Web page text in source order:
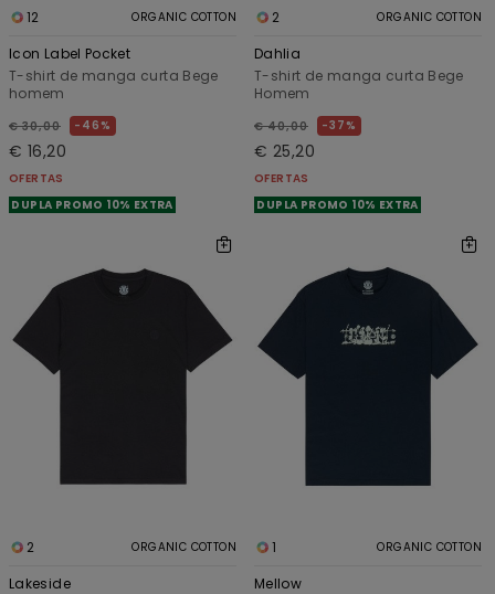
12 ORGANIC COTTON
Icon Label Pocket
T-shirt de manga curta Bege
homem
€ 30,00 46%
€ 16,20
OFERTAS
DUPLA PROMO 10% EXTRA
2 ORGANIC COTTON
Dahlia
T-shirt de manga curta Bege
Homem
€ 40,00 37%
€ 25,20
OFERTAS
DUPLA PROMO 10% EXTRA
2 ORGANIC COTTON
Lakeside
1 ORGANIC COTTON
Mellow